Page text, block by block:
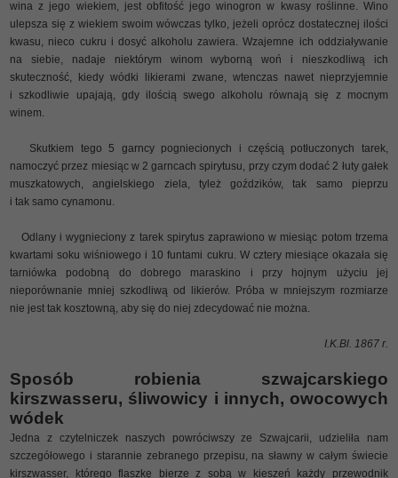
wina z jego wiekiem, jest obfitość jego winogron w kwasy roślinne. Wino
ulepsza się z wiekiem swoim wówczas tylko, jeżeli oprócz dostatecznej ilości
kwasu, nieco cukru i dosyć alkoholu zawiera. Wzajemne ich oddziaływanie
na siebie, nadaje niektórym winom wyborną woń i nieszkodliwą ich
skuteczność, kiedy wódki likierami zwane, wtenczas nawet nieprzyjemnie
i szkodliwie upajają, gdy ilością swego alkoholu równają się z mocnym
winem.
Skutkiem tego 5 garncy pogniecionych i częścią potłuczonych tarek,
namoczyć przez miesiąc w 2 garncach spirytusu, przy czym dodać 2 łuty gałek
muszkatowych, angielskiego ziela, tyleż goździków, tak samo pieprzu
i tak samo cynamonu.
Odlany i wygnieciony z tarek spirytus zaprawiono w miesiąc potom trzema
kwartami soku wiśniowego i 10 funtami cukru. W cztery miesiące okazała się
tarniówka podobną do dobrego maraskino i przy hojnym użyciu jej
nieporównanie mniej szkodliwą od likierów. Próba w mniejszym rozmiarze
nie jest tak kosztowną, aby się do niej zdecydować nie można.
I.K.Bl. 1867 r.
Sposób robienia szwajcarskiego
kirszwasseru, śliwowicy i innych, owocowych
wódek
Jedna z czytelniczek naszych powróciwszy ze Szwajcarii, udzieliła nam
szczegółowego i starannie zebranego przepisu, na sławny w całym świecie
kirszwasser, którego flaszkę bierze z sobą w kieszeń każdy przewodnik